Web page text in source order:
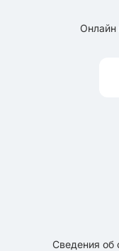
Онлайн
Сведения об